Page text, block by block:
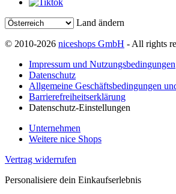
Land ändern
© 2010-2026 niceshops GmbH - All rights
Impressum und Nutzungsbedingungen
Datenschutz
Allgemeine Geschäftsbedingungen
Barrierefreiheitserklärung
Datenschutz-Einstellungen
Unternehmen
Weitere nice Shops
Vertrag widerrufen
Personalisiere dein Einkaufserlebnis